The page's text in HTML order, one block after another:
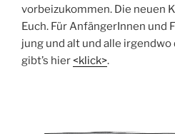
vor­bei­zu­kom­men. Die neu­en
Euch. Für Anfän­ge­rIn­nen
jung und alt und alle
gibt’s hier<klick>.